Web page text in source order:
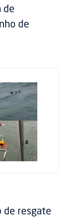
de
de
de resgate